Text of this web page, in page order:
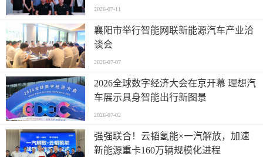
场
2026-07-11
襄阳市举行智能网联新能源汽车产业洽
谈会
2026-07-07
2026全球数字经济大会在京开幕 理想汽
车展示具身智能出行新图景
2026-07-02
强强联合！云韬氢能×一汽解放，加速
新能源重卡160万辆规模化进程